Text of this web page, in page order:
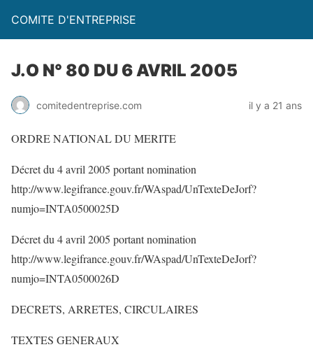
COMITE D'ENTREPRISE
J.O N° 80 DU 6 AVRIL 2005
comitedentreprise.com il y a 21 ans
ORDRE NATIONAL DU MERITE
Décret du 4 avril 2005 portant nomination
http://www.legifrance.gouv.fr/WAspad/UnTexteDeJorf?
numjo=INTA0500025D
Décret du 4 avril 2005 portant nomination
http://www.legifrance.gouv.fr/WAspad/UnTexteDeJorf?
numjo=INTA0500026D
DECRETS, ARRETES, CIRCULAIRES
TEXTES GENERAUX